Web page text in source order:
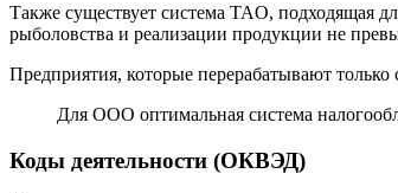
Также существует система TAO, подходящая
рыболовства и реализации продукции не
Предприятия, которые перерабатывают
Для ООО оптимальная система
Коды деятельности (ОКВЭД)